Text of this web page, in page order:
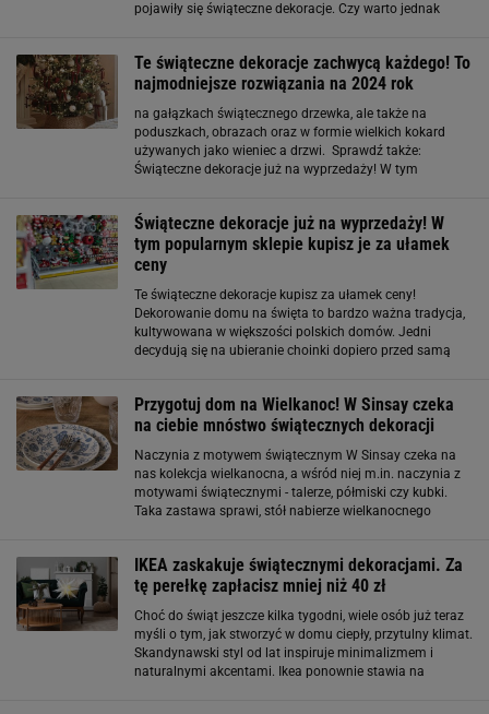
pojawiły się świąteczne dekoracje. Czy warto jednak
Te świąteczne dekoracje zachwycą każdego! To
najmodniejsze rozwiązania na 2024 rok
na gałązkach świątecznego drzewka, ale także na
poduszkach, obrazach oraz w formie wielkich kokard
używanych jako wieniec a drzwi. Sprawdź także:
Świąteczne dekoracje już na wyprzedaży! W tym
włosy
Świąteczne dekoracje już na wyprzedaży! W
tym popularnym sklepie kupisz je za ułamek
ceny
Te świąteczne dekoracje kupisz za ułamek ceny!
Dekorowanie domu na święta to bardzo ważna tradycja,
kultywowana w większości polskich domów. Jedni
decydują się na ubieranie choinki dopiero przed samą
Przygotuj dom na Wielkanoc! W Sinsay czeka
na ciebie mnóstwo świątecznych dekoracji
Naczynia z motywem świątecznym W Sinsay czeka na
nas kolekcja wielkanocna, a wśród niej m.in. naczynia z
motywami świątecznymi - talerze, półmiski czy kubki.
Taka zastawa sprawi, stół nabierze wielkanocnego
IKEA zaskakuje świątecznymi dekoracjami. Za
tę perełkę zapłacisz mniej niż 40 zł
Choć do świąt jeszcze kilka tygodni, wiele osób już teraz
myśli o tym, jak stworzyć w domu ciepły, przytulny klimat.
Skandynawski styl od lat inspiruje minimalizmem i
naturalnymi akcentami. Ikea ponownie stawia na